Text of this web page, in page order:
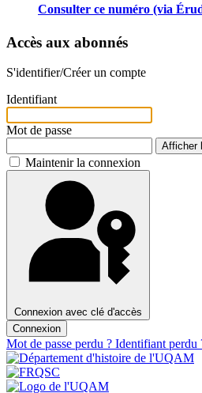
Consulter ce numéro (via
Accès aux abonnés
S'identifier/Créer un compte
Identifiant
Mot de passe
Afficher
Maintenir la connexion
Connexion avec clé d'accès
Connexion
Mot de passe perdu ? Identifiant perdu